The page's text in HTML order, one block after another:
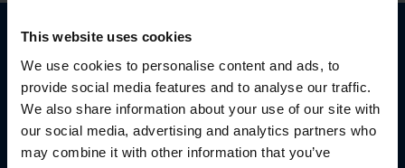
This website uses cookies
We use cookies to personalise content and ads, to
provide social media features and to analyse our traffic.
We also share information about your use of our site with
our social media, advertising and analytics partners who
may combine it with other information that you’ve